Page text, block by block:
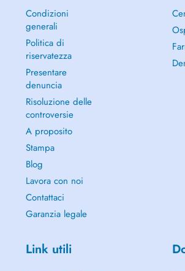
Condizioni
generali
Politica di
riservatezza
Presentare
denuncia
Risoluzione delle
controversie
A proposito
Stampa
Blog
Lavora con noi
Contattaci
Garanzia legale
Link utili